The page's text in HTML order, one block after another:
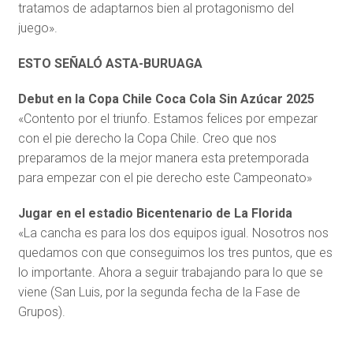
tratamos de adaptarnos bien al protagonismo del
juego».
ESTO SEÑALÓ ASTA-BURUAGA
Debut en la Copa Chile Coca Cola Sin Azúcar 2025
«Contento por el triunfo. Estamos felices por empezar
con el pie derecho la Copa Chile. Creo que nos
preparamos de la mejor manera esta pretemporada
para empezar con el pie derecho este Campeonato»
Jugar en el estadio Bicentenario de La Florida
«La cancha es para los dos equipos igual. Nosotros nos
quedamos con que conseguimos los tres puntos, que es
lo importante. Ahora a seguir trabajando para lo que se
viene (San Luis, por la segunda fecha de la Fase de
Grupos).